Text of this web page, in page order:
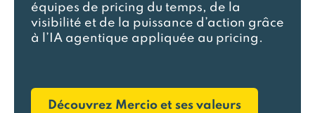
équipes de pricing du temps, de la
visibilité et de la puissance d’action grâce
à l’IA agentique appliquée au pricing.
Découvrez Mercio et ses valeurs